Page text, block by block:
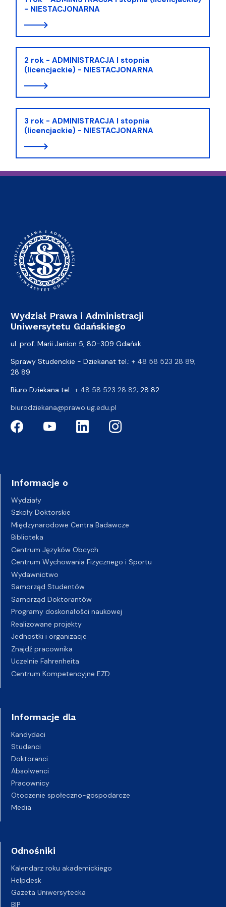
- NIESTACJONARNA
2 rok - ADMINISTRACJA I stopnia
(licencjackie) - NIESTACJONARNA
3 rok - ADMINISTRACJA I stopnia
(licencjackie) - NIESTACJONARNA
Wydział Prawa i Administracji
Uniwersytetu Gdańskiego
ul. prof. Marii Janion 5, 80-309 Gdańsk
Sprawy Studenckie - Dziekanat tel.: + 48 58 523 28 89;
28 89
Biuro Dziekana tel.: + 48 58 523 28 82; 28 82
biurodziekana@prawo.ug.edu.pl
Informacje o
Wydziały
Szkoły Doktorskie
Międzynarodowe Centra Badawcze
Biblioteka
Centrum Języków Obcych
Centrum Wychowania Fizycznego i Sportu
Wydawnictwo
Samorząd Studentów
Samorząd Doktorantów
Programy doskonałości naukowej
Realizowane projekty
Jednostki i organizacje
Znajdź pracownika
Uczelnie Fahrenheita
Centrum Kompetencyjne EZD
Informacje dla
Kandydaci
Studenci
Doktoranci
Absolwenci
Pracownicy
Otoczenie społeczno-gospodarcze
Media
Odnośniki
Kalendarz roku akademickiego
Helpdesk
Gazeta Uniwersytecka
BIP